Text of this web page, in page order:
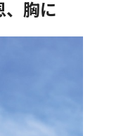
、胸に